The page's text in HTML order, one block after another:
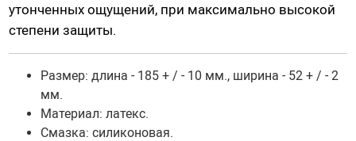
Помпы мужские
Помпа для клитора и вагины
Помпы для груди и сосков женские
Экстендеры
Насадки для помп
утонченных ощущений, при максимально высокой
степени защиты.
Размер: длина - 185 + / - 10 мм., ширина - 52 + / - 2
мм.
Материал: латекс.
Смазка: силиконовая.